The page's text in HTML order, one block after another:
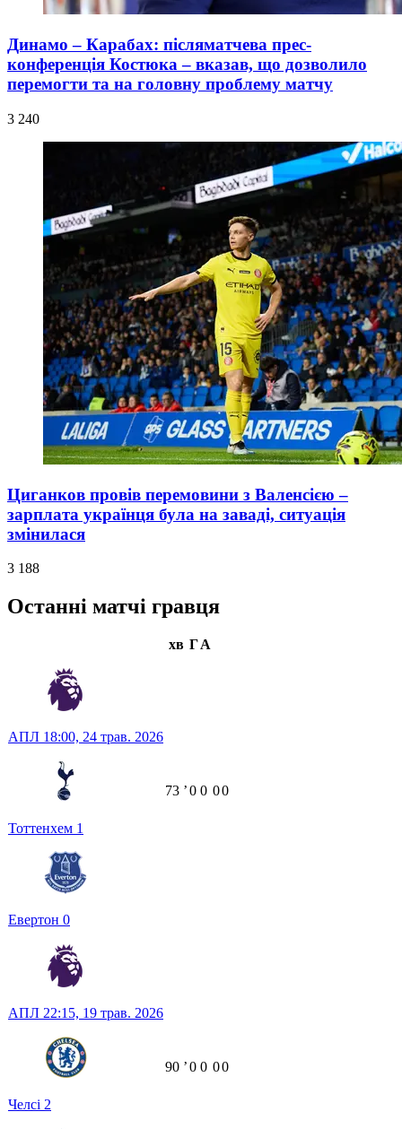
Динамо – Карабах: післяматчева прес-
конференція Костюка – вказав, що дозволило
перемогти та на головну проблему матчу
3 240
Циганков провів перемовини з Валенсією –
зарплата українця була на заваді, ситуація
змінилася
3 188
Останні матчі гравця
хв ГА
АПЛ 18:00, 24 трав. 2026
Тоттенхем 1
Евертон 0
73 ʼ0 0 00
АПЛ 22:15, 19 трав. 2026
Челсі 2
90 ʼ0 0 00